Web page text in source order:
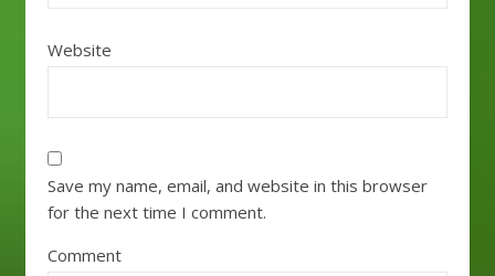
Website
Save my name, email, and website in this browser
for the next time I comment.
Comment